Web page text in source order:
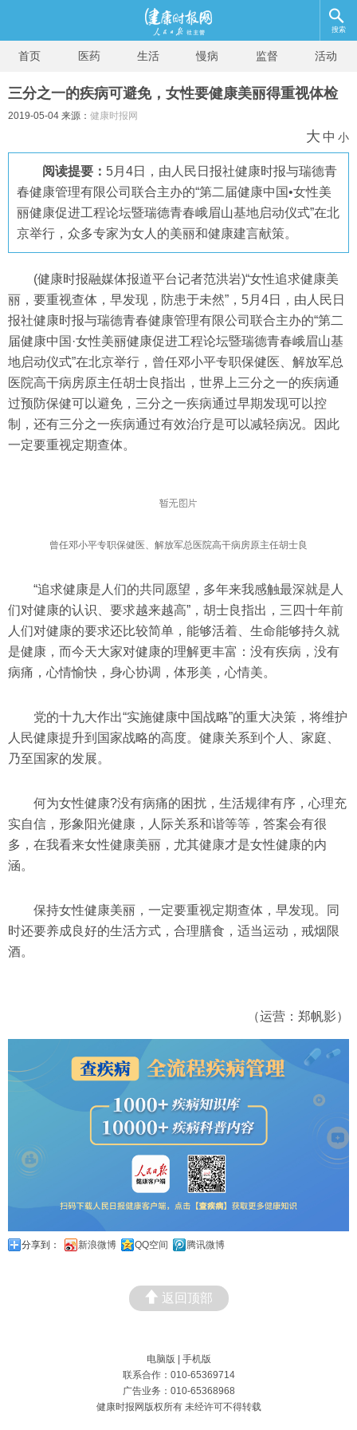
搜索
首页 医药 生活 慢病 监督 活动
三分之一的疾病可避免，女性要健康美丽得重视体检
2019-05-04 来源： 健康时报网
大 中 小
阅读提要： 5月4日，由人民日报社健康时报与瑞德青
春健康管理有限公司联合主办的“第二届健康中国•女性美
丽健康促进工程论坛暨瑞德青春峨眉山基地启动仪式”在北
京举行，众多专家为女人的美丽和健康建言献策。
(健康时报融媒体报道平台记者范洪岩)“女性追求健康美
丽，要重视查体，早发现，防患于未然”，5月4日，由人民日
报社健康时报与瑞德青春健康管理有限公司联合主办的“第二
届健康中国·女性美丽健康促进工程论坛暨瑞德青春峨眉山基
地启动仪式”在北京举行，曾任邓小平专职保健医、解放军总
医院高干病房原主任胡士良指出，世界上三分之一的疾病通
过预防保健可以避免，三分之一疾病通过早期发现可以控
制，还有三分之一疾病通过有效治疗是可以减轻病况。因此
一定要重视定期查体。
曾任邓小平专职保健医、解放军总医院高干病房原主任胡士良
“追求健康是人们的共同愿望，多年来我感触最深就是人
们对健康的认识、要求越来越高”，胡士良指出，三四十年前
人们对健康的要求还比较简单，能够活着、生命能够持久就
是健康，而今天大家对健康的理解更丰富：没有疾病，没有
病痛，心情愉快，身心协调，体形美，心情美。
党的十九大作出“实施健康中国战略”的重大决策，将维护
人民健康提升到国家战略的高度。健康关系到个人、家庭、
乃至国家的发展。
何为女性健康?没有病痛的困扰，生活规律有序，心理充
实自信，形象阳光健康，人际关系和谐等等，答案会有很
多，在我看来女性健康美丽，尤其健康才是女性健康的内
涵。
保持女性健康美丽，一定要重视定期查体，早发现。同
时还要养成良好的生活方式，合理膳食，适当运动，戒烟限
酒。
（运营：郑帆影）
分享到： 新浪微博 QQ空间 腾讯微博
返回顶部
电脑版 | 手机版
联系合作：010-65369714
广告业务：010-65368968
健康时报网版权所有 未经许可不得转载